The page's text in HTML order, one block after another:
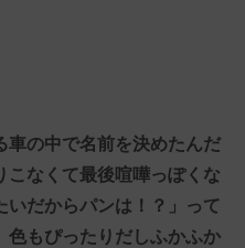
車の中で名前を決めたんだ
こなくて最後喧嘩っぽくな
いだからパンは！？」って
色もぴったりだしふかふか